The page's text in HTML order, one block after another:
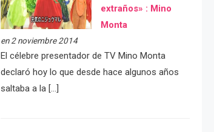
extraños» : Mino
Monta
en 2 noviembre 2014
El célebre presentador de TV Mino Monta
declaró hoy lo que desde hace algunos años
saltaba a la […]